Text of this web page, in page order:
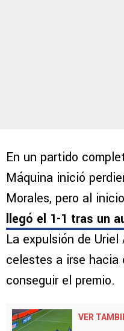
En un partido
Máquina inició
Morales, pero al
llegó el 1-1 tras un
La expulsión de
celestes a irse
conseguir el premio.
VER